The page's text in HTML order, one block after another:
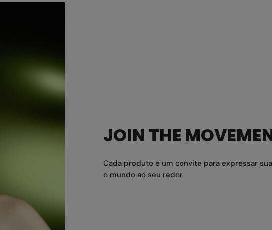
JOIN THE
Cada produto é um convite para expressar
o mundo ao seu redor